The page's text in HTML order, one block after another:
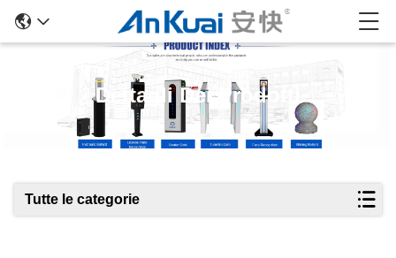
Dettagli Dei Prodotti
Tutte le categorie